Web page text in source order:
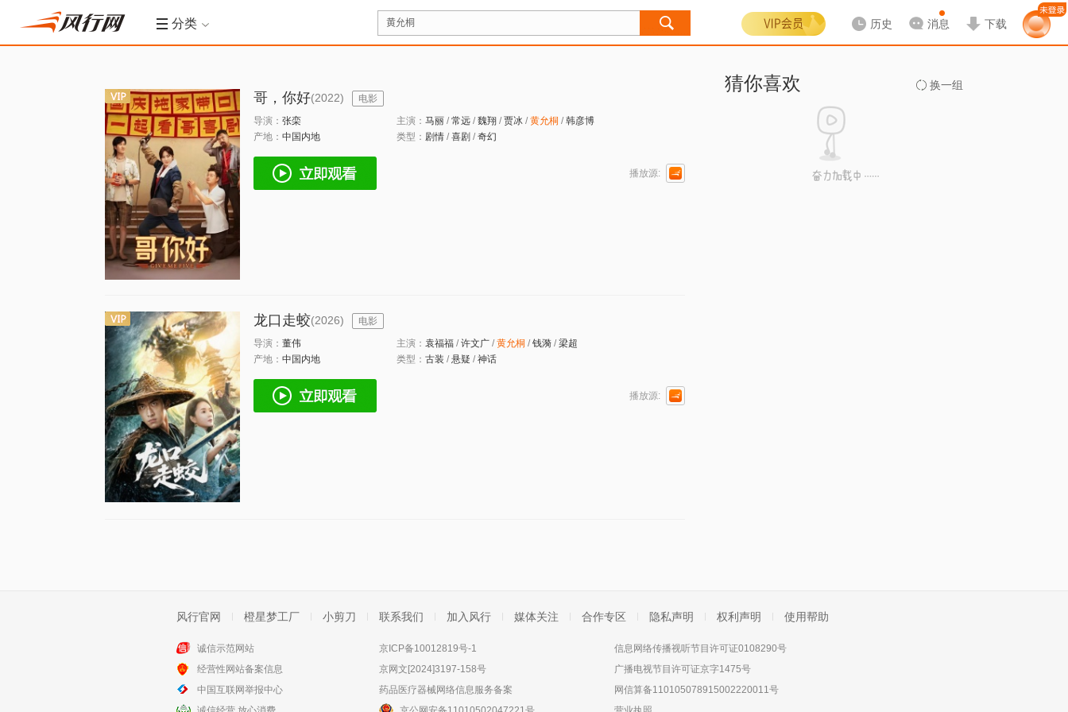
分类 历史 消息 下载
哥，你好(2022)
电影
导演： 张栾 主演： 马丽 / 常远 / 魏翔 / 贾冰 / 黄允桐 / 韩彦博
产地： 中国内地 类型： 剧情 / 喜剧 / 奇幻
播放源:
龙口走蛟(2026)
电影
导演： 董伟 主演： 袁福福 / 许文广 / 黄允桐 / 钱漪 / 梁超
产地： 中国内地 类型： 古装 / 悬疑 / 神话
播放源:
猜你喜欢 换一组
风行官网 橙星梦工厂 小剪刀 联系我们 加入风行 媒体关注 合作专区 隐私声明 权利声明 使用帮助
诚信示范网站
经营性网站备案信息
中国互联网举报中心
京ICP备10012819号-1
京网文[2024]3197-158号
药品医疗器械网络信息服务备案
信息网络传播视听节目许可证0108290号
广播电视节目许可证京字1475号
网信算备110105078915002220011号